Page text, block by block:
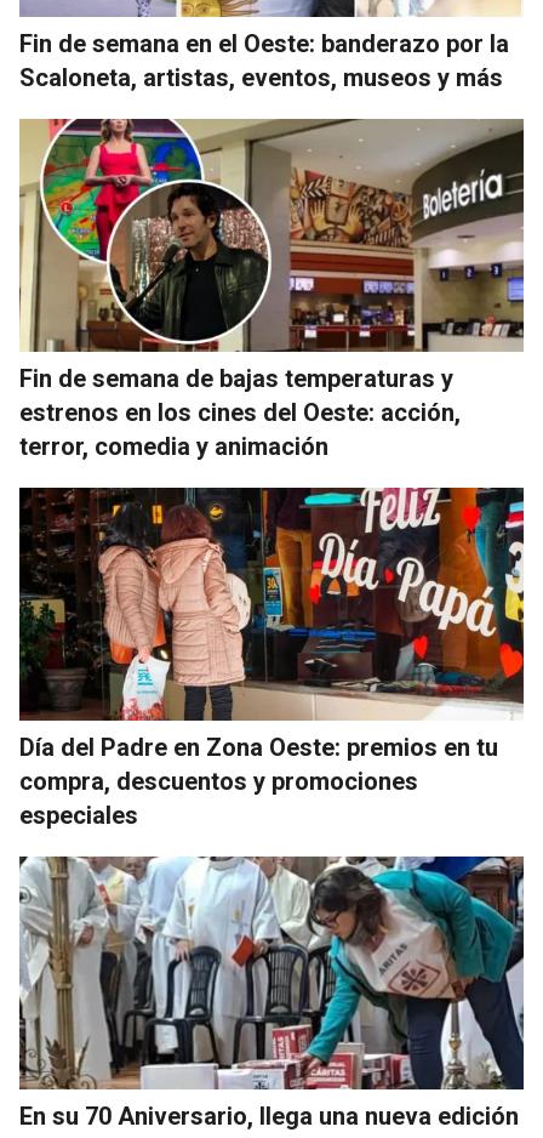
Fin de semana en el Oeste: banderazo por la
Scaloneta, artistas, eventos, museos y más
Fin de semana de bajas temperaturas y
estrenos en los cines del Oeste: acción,
terror, comedia y animación
Día del Padre en Zona Oeste: premios en tu
compra, descuentos y promociones
especiales
En su 70 Aniversario, llega una nueva edición